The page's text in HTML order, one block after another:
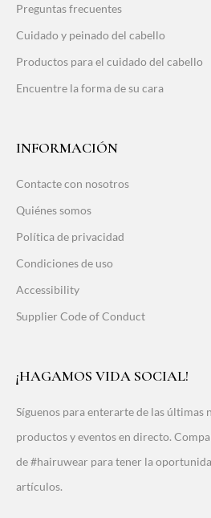
Preguntas frecuentes
Cuidado y peinado del cabello
Productos para el cuidado del cabello
Encuentre la forma de su cara
INFORMACIÓN
Contacte con nosotros
Quiénes somos
Política de privacidad
Condiciones de uso
Accessibility
Supplier Code of Conduct
¡HAGAMOS VIDA SOCIAL!
Síguenos para enterarte de las últimas
productos y eventos en directo.
de #hairuwear para tener la
artículos.